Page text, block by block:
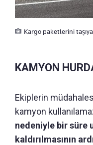
Kargo paketlerini
KAMYON
Ekiplerin
kamyon
nedeniyle bir süre
kaldırılmasının